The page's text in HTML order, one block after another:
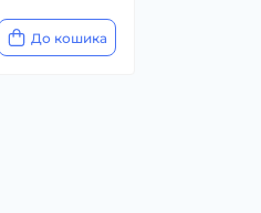
До кошика